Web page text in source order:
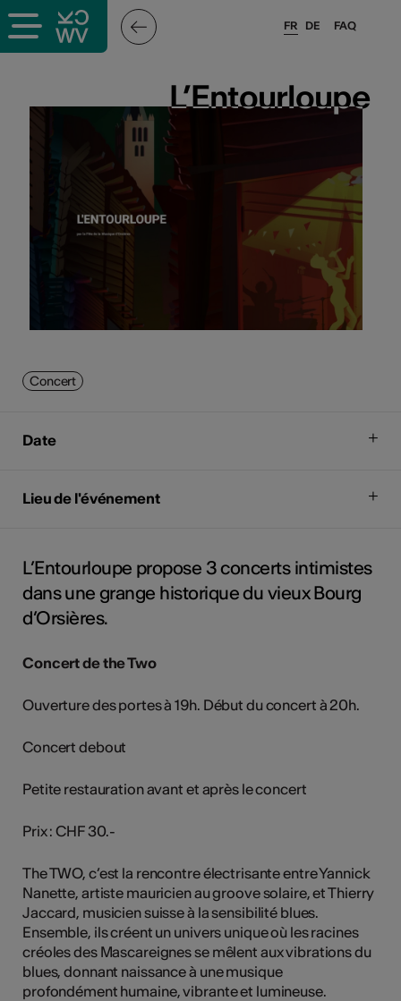
FAQ
FR DE
L’Entourloupe
L’Entourloupe
Concert
Date
Lieu de l'événement
L’Entourloupe propose 3 concerts intimistes
dans une grange historique du vieux Bourg
d’Orsières.
Concert de the Two
Ouverture des portes à 19h. Début du concert à 20h.
Concert debout
Petite restauration avant et après le concert
Prix : CHF 30.-
The TWO, c’est la rencontre électrisante entre Yannick
Nanette, artiste mauricien au groove solaire, et Thierry
Jaccard, musicien suisse à la sensibilité blues.
Ensemble, ils créent un univers unique où les racines
créoles des Mascareignes se mêlent aux vibrations du
blues, donnant naissance à une musique
profondément humaine, vibrante et lumineuse.